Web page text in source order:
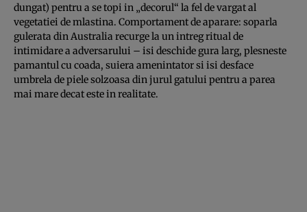
dungat) pentru a se topi in „decorul“ la fel de vargat al
vegetatiei de mlastina. Comportament de aparare: soparla
gulerata din Australia recurge la un intreg ritual de
intimidare a adversarului – isi deschide gura larg, plesneste
pamantul cu coada, suiera amenintator si isi desface
umbrela de piele solzoasa din jurul gatului pentru a parea
mai mare decat este in realitate.